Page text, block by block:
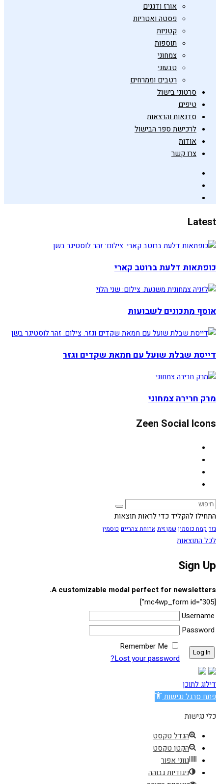
אורז ודגנים
פסטה ואטריות
קטניות
תוספות
צמחוני
טבעוני
רטבים וממרחים
סרטוני בישול
טיפים
סדנאות והרצאות
לרכישת ספר הבישול
אודות
צרו קשר
Latest
כופתאות דלעת ברוטב קארי
אוסף מתכונים לשבועות
דייסת שבלת שועל עם חמאת שקדים וגזר
מרק חרירה צמחוני
Zeen Social Icons
התחילו להקליד כדי לראות תוצאות
גזר קמח כוסמין שמן זית ארוחת צהריים כוסמין
לכל התוצאות
Sign Up
A customizable modal perfect for newsletters.
[mc4wp_form id="305"]
Username
Password
Remember Me
Lost your password?
דילוג לתוכן
פתח סרגל נגישות
כלי נגישות
הגדל טקסט
הקטן טקסט
גווני אפור
ניגודיות גבוהה